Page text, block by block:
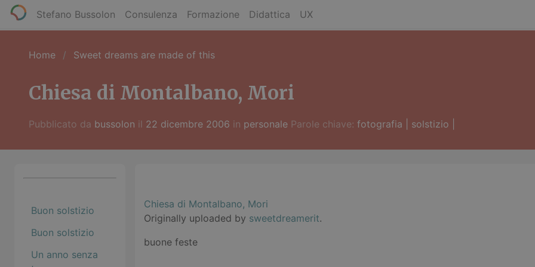
Stefano Bussolon Consulenza Formazione Didattica UX
Home Sweet dreams are made of this
Chiesa di Montalbano, Mori
Pubblicato da bussolon il 22 dicembre 2006 in personale Parole chiave: fotografia solstizio
Buon solstizio
Buon solstizio
Un anno senza
Chiesa di Montalbano, Mori
Originally uploaded by sweetdreamerit.
buone feste